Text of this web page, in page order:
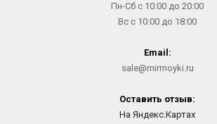
Пн-Сб с 10:00 до 20:00
Вс с 10:00 до 18:00
Email:
sale@mirmoyki.ru
Оставить отзыв:
На Яндекс.Картах